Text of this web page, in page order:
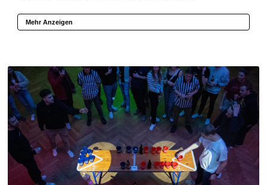
Mehr Anzeigen